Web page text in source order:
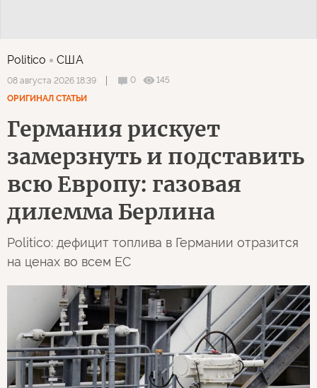
Politico США
08 августа 2026 18:39 0
145
ОРИГИНАЛ СТАТЬИ
Германия рискует
замерзнуть и подставить
всю Европу: газовая
дилемма Берлина
Politico: дефицит топлива в Германии отразится
на ценах во всем ЕС